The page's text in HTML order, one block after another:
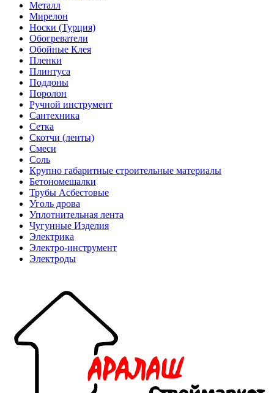
Металл
Мирелон
Носки (Турция)
Обогреватели
Обойные Клея
Пленки
Плинтуса
Поддоны
Поролон
Ручной инструмент
Сантехника
Сетка
Скотчи (ленты)
Смеси
Соль
Крупно габаритные строительные материалы
Бетономешалки
Трубы Асбестовые
Уголь дрова
Уплотнительная лента
Чугунные Изделия
Электрика
Электро-инструмент
Электроды